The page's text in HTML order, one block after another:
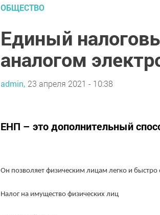
ОБЩЕСТВО
Единый
аналогом
admin, 23 апреля 2021 - 10:38
ЕНП – это дополнительный
Он позволяет физическим лицам легко и
Налог на имущество физических лиц